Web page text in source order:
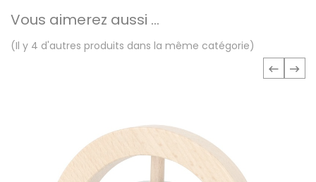
Vous aimerez aussi ...
(Il y 4 d'autres produits dans la même catégorie)